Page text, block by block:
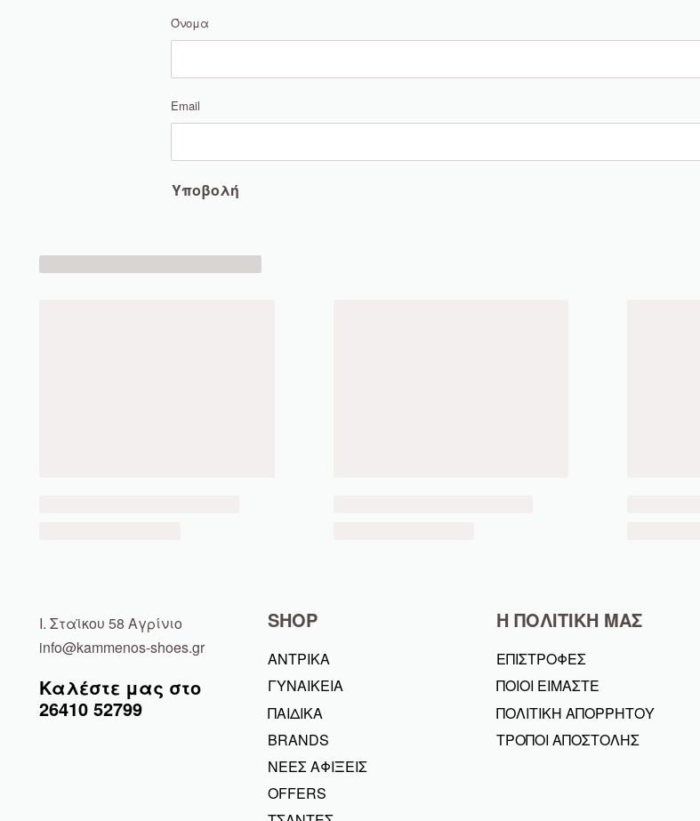
Όνομα
Email
Υποβολή
Ι. Σταϊκου 58 Αγρίνιο
info@kammenos-shoes.gr
Καλέστε μας στο
26410 52799
SHOP
ΑΝΤΡΙΚΑ
ΓΥΝΑΙΚΕΙΑ
ΠΑΙΔΙΚΑ
BRANDS
ΝΕΕΣ ΑΦΙΞΕΙΣ
OFFERS
Η ΠΟΛΙΤΙΚΗ ΜΑΣ
ΕΠΙΣΤΡΟΦΕΣ
ΠΟΙΟΙ ΕΙΜΑΣΤΕ
ΠΟΛΙΤΙΚΗ ΑΠΟΡΡΗΤΟΥ
ΤΡΟΠΟΙ ΑΠΟΣΤΟΛΗΣ